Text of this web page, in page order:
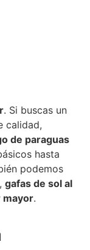
. Si buscas un
calidad,
de paraguas
hasta
podemos
, gafas de sol al
mayor.